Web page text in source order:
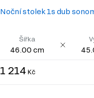
Noční stolek 1s dub
Šířka
46.00 cm
1 214 Kč